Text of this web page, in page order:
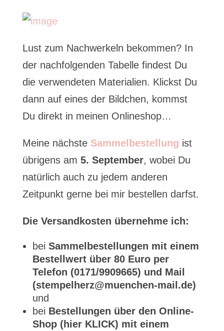
Lust zum Nachwerkeln bekommen? In
der nachfolgenden Tabelle findest Du
die verwendeten Materialien. Klickst Du
dann auf eines der Bildchen, kommst
Du direkt in meinen Onlineshop…
Meine nächste Sammelbestellung ist
übrigens am 5. September, wobei Du
natürlich auch zu jedem anderen
Zeitpunkt gerne bei mir bestellen darfst.
Die Versandkosten übernehme ich:
bei Sammelbestellungen mit einem
Bestellwert über 80 Euro per
Telefon (0171/9909665) und Mail
(stempelherz@muenchen-mail.de)
und
bei Bestellungen über den Online-
Shop (hier KLICK) mit einem